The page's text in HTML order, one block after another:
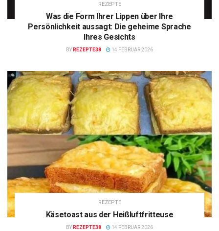
REZEPTE
Was die Form Ihrer Lippen über Ihre
Persönlichkeit aussagt: Die geheime Sprache
Ihres Gesichts
BY REZEPTE38 14 FEBRUAR 2026
REZEPTE
Käsetoast aus der Heißluftfritteuse
BY REZEPTE38 14 FEBRUAR 2026